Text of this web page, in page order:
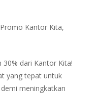
Promo Kantor Kita,
dari Kantor Kita!
yang tepat untuk
meningkatkan